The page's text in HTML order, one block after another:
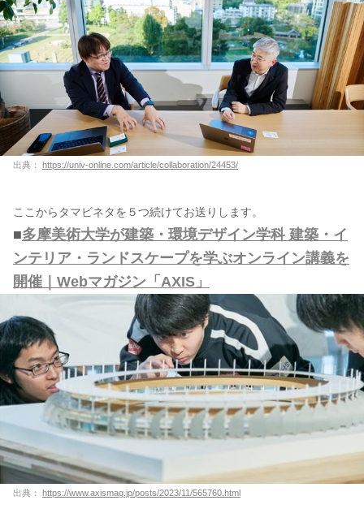
出典： https://univ-online.com/article/collaboration/24453/
ここからタマビネタを５つ続けてお送りします。
■多摩美術大学が建築・環境デザイン学科 建築・イ
ンテリア・ランドスケープを学ぶオンライン講義を
開催｜Webマガジン「AXIS」
出典： https://www.axismag.jp/posts/2023/11/565760.html